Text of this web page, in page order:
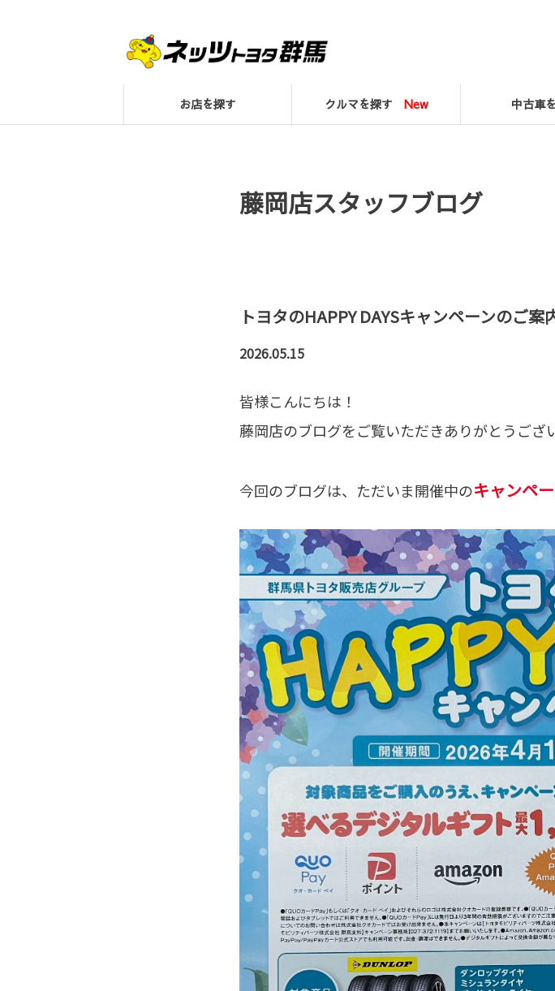
お店を探す クルマを探す New 中古車
藤岡店スタッフブログ
トヨタのHAPPY DAYSキャンペーンのご案
2026.05.15
皆様こんにちは！
藤岡店のブログをご覧いただきありがとうござ
今回のブログは、ただいま開催中のキャンペ